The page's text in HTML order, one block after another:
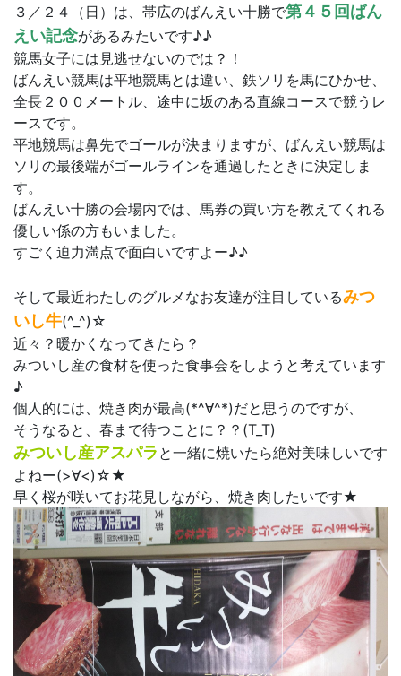
３／２４（日）は、帯広のばんえい十勝で第４５回ばん
えい記念があるみたいです♪♪
競馬女子には見逃せないのでは？！
ばんえい競馬は平地競馬とは違い、鉄ソリを馬にひかせ、
全長２００メートル、途中に坂のある直線コースで競うレ
ースです。
平地競馬は鼻先でゴールが決まりますが、ばんえい競馬は
ソリの最後端がゴールラインを通過したときに決定しま
す。
ばんえい十勝の会場内では、馬券の買い方を教えてくれる
優しい係の方もいました。
すごく迫力満点で面白いですよー♪♪
そして最近わたしのグルメなお友達が注目しているみつ
いし牛(^_^)☆
近々？暖かくなってきたら？
みついし産の食材を使った食事会をしようと考えています
♪
個人的には、焼き肉が最高(*^∀^*)だと思うのですが、
そうなると、春まで待つことに？？(T_T)
みついし産アスパラ と一緒に焼いたら絶対美味しいです
よねー(>∀<)☆★
早く桜が咲いてお花見しながら、焼き肉したいです★